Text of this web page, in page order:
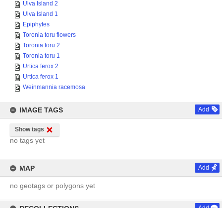
Ulva Island 2
Ulva Island 1
Epiphytes
Toronia toru flowers
Toronia toru 2
Toronia toru 1
Urtica ferox 2
Urtica ferox 1
Weinmannia racemosa
IMAGE TAGS Add
Show tags
no tags yet
MAP Add
no geotags or polygons yet